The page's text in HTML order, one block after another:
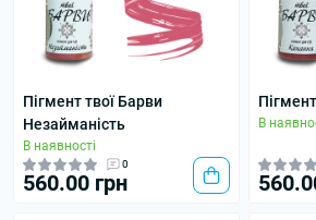
Пігмент твої Барви
Незайманість
В наявності
0
560.00 грн
В